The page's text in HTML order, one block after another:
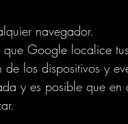
navegador.
que Google localice
los dispositivos y
y es posible que en